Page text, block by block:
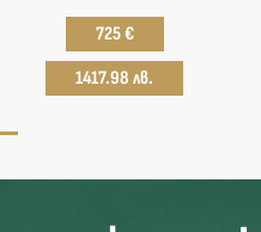
725 €
1417.98 лв.